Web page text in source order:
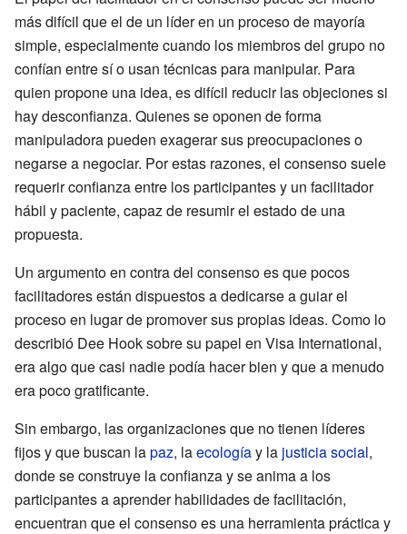
más difícil que el de un líder en un proceso de mayoría
simple, especialmente cuando los miembros del grupo no
confían entre sí o usan técnicas para manipular. Para
quien propone una idea, es difícil reducir las objeciones si
hay desconfianza. Quienes se oponen de forma
manipuladora pueden exagerar sus preocupaciones o
negarse a negociar. Por estas razones, el consenso suele
requerir confianza entre los participantes y un facilitador
hábil y paciente, capaz de resumir el estado de una
propuesta.
Un argumento en contra del consenso es que pocos
facilitadores están dispuestos a dedicarse a guiar el
proceso en lugar de promover sus propias ideas. Como lo
describió Dee Hook sobre su papel en Visa International,
era algo que casi nadie podía hacer bien y que a menudo
era poco gratificante.
Sin embargo, las organizaciones que no tienen líderes
fijos y que buscan lapaz, laecologíay la justicia social,
donde se construye la confianza y se anima a los
participantes a aprender habilidades de facilitación,
encuentran que el consenso es una herramienta práctica y